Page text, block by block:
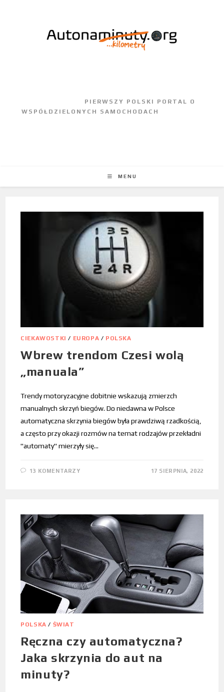
MENU
CIEKAWOSTKI / EUROPA / POLSKA
Wbrew trendom Czesi wolą
„manuala”
Trendy motoryzacyjne dobitnie wskazują zmierzch
manualnych skrzyń biegów. Do niedawna w Polsce
automatyczna skrzynia biegów była prawdziwą rzadkością,
a często przy okazji rozmów na temat rodzajów przekładni
"automaty" mierzyły się…
13 KOMENTARZY 17 SIERPNIA, 2022
POLSKA / ŚWIAT
Ręczna czy automatyczna?
Jaka skrzynia do aut na
minuty?